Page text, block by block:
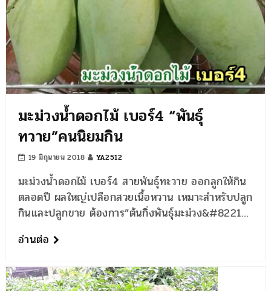
มะม่วงน้ำดอกไม้ เบอร์4 “พันธุ์
ทวาย”คนนิยมกิน
19 มิถุนายน 2018 YA2512
มะม่วงน้ำดอกไม้ เบอร์4 สายพันธุ์ทะวาย ออกลูกให้กิน
ตลอดปี ผลใหญ่เปลือกสวยเนื้อหวาน เหมาะสำหรับปลูก
กินและปลูกขาย ต้องการ”ต้นกิ่งพันธุ์มะม่วง&#8221…
อ่านต่อ